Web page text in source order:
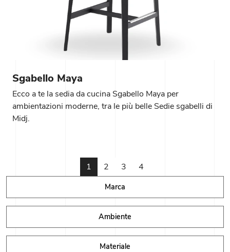
Sgabello Maya
Ecco a te la sedia da cucina Sgabello Maya per
ambientazioni moderne, tra le più belle Sedie sgabelli di
Midj.
1 2 3 4
Marca
Ambiente
Materiale